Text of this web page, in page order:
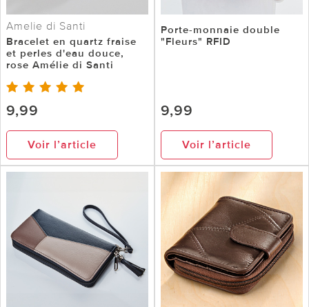
Amelie di Santi
Bracelet en quartz fraise
et perles d'eau douce,
rose Amélie di Santi
9,99
Voir l’article
Porte-monnaie double
"Fleurs" RFID
9,99
Voir l’article